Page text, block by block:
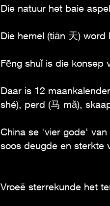
Die natuur het baie
Die hemel (tiān 天)
Fēng shuǐ is die konsep
Daar is 12
shé), perd (马 mǎ),
China se 'vier gode'
soos deugde en sterkte
Vroeë sterrekunde het